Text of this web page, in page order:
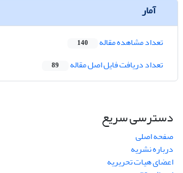
آمار
تعداد مشاهده مقاله 140
تعداد دریافت فایل اصل مقاله 89
دسترسی سریع
صفحه اصلی
درباره نشریه
اعضای هیات تحریریه